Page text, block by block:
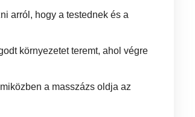
arról, hogy a testednek és a
környezetet teremt, ahol végre
a masszázs oldja az